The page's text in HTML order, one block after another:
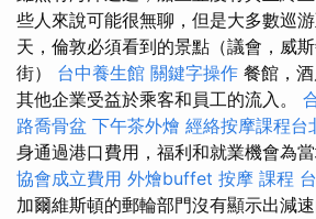
些人來說可能很無聊，但是大多數巡
天，倫敦必須看到的景點（議會，威
街） 台中養生館 關鍵字操作 餐館，
其他企業受益於乘客和員工的流入。
路喬骨盆 下午茶外燴 經絡按摩課程台
身通過港口費用，福利和就業機會為當
協會成立費用 外燴buffet 按摩 課程
加爾維斯頓的郵輪部門沒有顯示出減